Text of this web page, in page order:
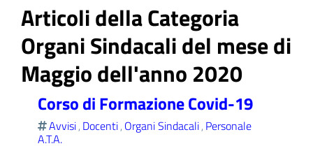
del sito
Articoli della Categoria
Organi Sindacali del mese di
Maggio dell'anno 2020
Corso di Formazione Covid-19
Avvisi, Docenti, Organi Sindacali, Personale
A.T.A.